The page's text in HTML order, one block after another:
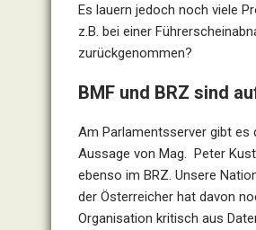
Es lauern jedoch noch viele
z.B. bei einer
zurückgenommen?
BMF und BRZ sind
Am Parlamentsserver gibt es
Aussage von Mag. Peter
ebenso im BRZ. Unsere
der Österreicher hat davon
Organisation kritisch aus